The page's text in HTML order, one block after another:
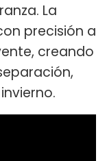
La
precisión a
creando